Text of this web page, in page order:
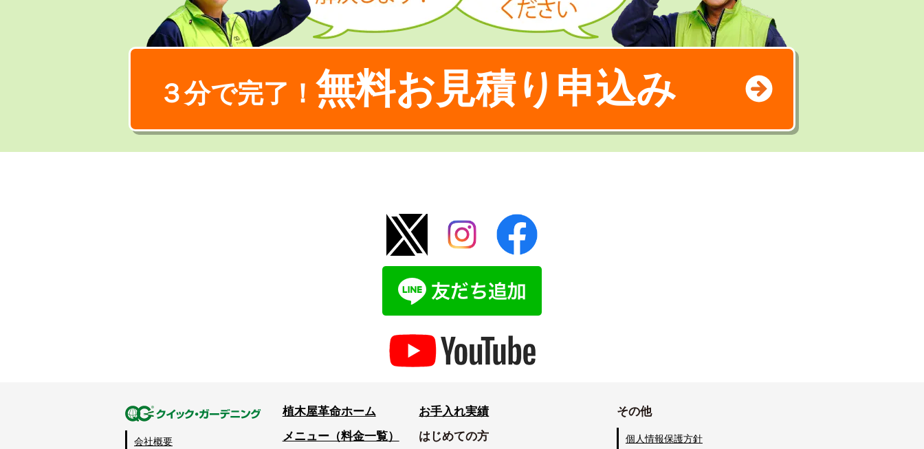
３分で完了！ 無料お見積り申込み
会社概要
植木屋革命ホーム
メニュー（料金一覧）
お手入れ実績
はじめての方
その他
個人情報保護方針